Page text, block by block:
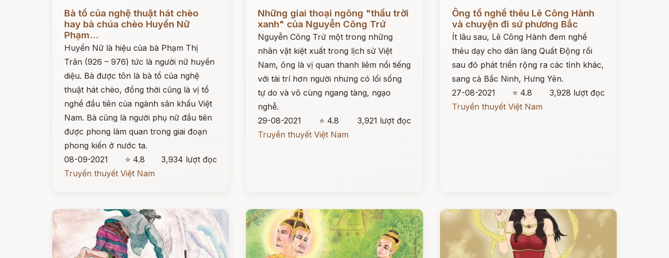
Đọc ngay
Bà tổ của nghệ thuật hát chèo
hay bà chúa chèo Huyền Nữ
Phạm...
Huyền Nữ là hiệu của bà Phạm Thị
Trân (926 – 976) tức là người nữ huyền
diệu. Bà được tôn là bà tổ của nghệ
thuật hát chèo, đồng thời cũng là vị tổ
nghề đầu tiên của ngành sân khấu Việt
Nam. Bà cũng là người phụ nữ đầu tiên
được phong làm quan trong giai đoạn
phong kiến ở nước ta.
08-09-2021
⭐ 4.8
3,934 lượt đọc
Truyền thuyết Việt Nam
Những giai thoại ngông "thấu trời
xanh" của Nguyễn Công Trứ
Nguyễn Công Trứ một trong những
nhân vật kiệt xuất trong lịch sử Việt
Nam, ông là vị quan thanh liêm nổi tiếng
với tài trí hơn người nhưng có lối sống
tự do và vô cùng ngang tàng, ngạo
nghễ.
29-08-2021
⭐ 4.8
3,921 lượt đọc
Truyền thuyết Việt Nam
Đọc ngay
Ông tổ nghề thêu Lê Công Hành
và chuyện đi sứ phương Bắc
Ít lâu sau, Lê Công Hành đem nghề
thêu dạy cho dân làng Quất Động rồi
sau đó phát triển rộng ra các tỉnh khác,
sang cả Bắc Ninh, Hưng Yên.
27-08-2021
⭐ 4.8
3,928 lượt đọc
Truyền thuyết Việt Nam